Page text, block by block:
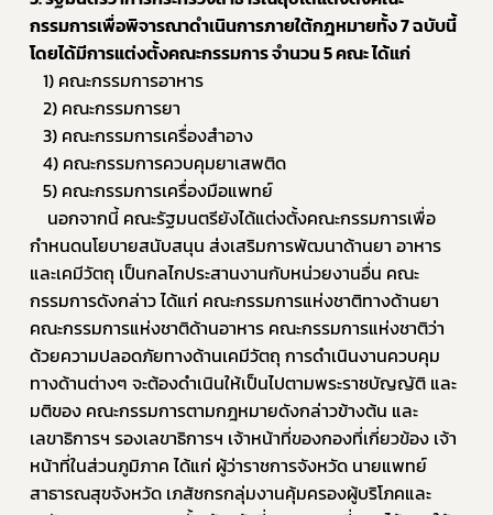
กรรมการเพื่อพิจารณาดำเนินการภายใต้กฎหมายทั้ง 7 ฉบับนี้
โดยได้มีการแต่งตั้งคณะกรรมการ จำนวน 5 คณะ ได้แก่
   1) คณะกรรมการอาหาร
   2) คณะกรรมการยา
   3) คณะกรรมการเครื่องสำอาง
   4) คณะกรรมการควบคุมยาเสพติด
   5) คณะกรรมการเครื่องมือแพทย์
นอกจากนี้ คณะรัฐมนตรียังได้แต่งตั้งคณะกรรมการเพื่อ
กำหนดนโยบายสนับสนุน ส่งเสริมการพัฒนาด้านยา อาหาร
และเคมีวัตถุ เป็นกลไกประสานงานกับหน่วยงานอื่น คณะ
กรรมการดังกล่าว ได้แก่ คณะกรรมการแห่งชาติทางด้านยา
คณะกรรมการแห่งชาติด้านอาหาร คณะกรรมการแห่งชาติว่า
ด้วยความปลอดภัยทางด้านเคมีวัตถุ การดำเนินงานควบคุม
ทางด้านต่างๆ จะต้องดำเนินให้เป็นไปตามพระราชบัญญัติ และ
มติของ คณะกรรมการตามกฎหมายดังกล่าวข้างต้น และ
เลขาธิการฯ รองเลขาธิการฯ เจ้าหน้าที่ของกองที่เกี่ยวข้อง เจ้า
หน้าที่ในส่วนภูมิภาค ได้แก่ ผู้ว่าราชการจังหวัด นายแพทย์
สาธารณสุขจังหวัด เภสัชกรกลุ่มงานคุ้มครองผู้บริโภคและ